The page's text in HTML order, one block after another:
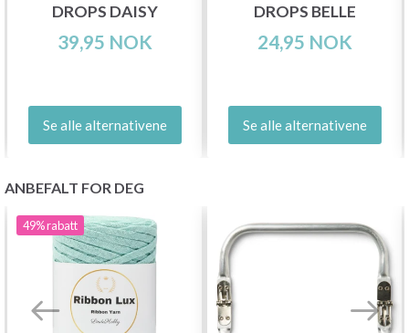
DROPS DAISY
39,95 NOK
Se alle alternativene
DROPS BELLE
24,95 NOK
Se alle alternativene
ANBEFALT FOR DEG
49%rabatt